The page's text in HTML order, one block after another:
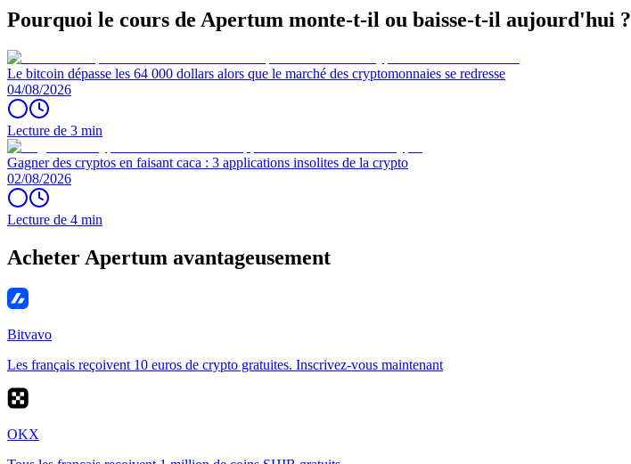
Pourquoi le cours de Apertum monte-t-il ou baisse-t-il aujourd'hui ?
Le bitcoin dépasse les 64 000 dollars alors que le marché des cryptomonnaies se redresse
04/08/2026
Lecture de 3 min
Gagner des cryptos en faisant caca : 3 applications insolites de la crypto
02/08/2026
Lecture de 4 min
Acheter Apertum avantageusement
Bitvavo
Les français reçoivent 10 euros de crypto gratuites. Inscrivez-vous maintenant
OKX